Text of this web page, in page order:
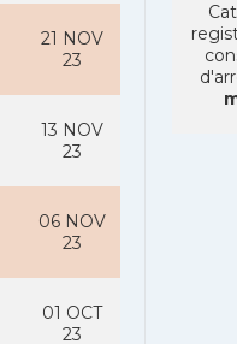
21 NOV
23
13 NOV
23
06 NOV
23
01 OCT
23